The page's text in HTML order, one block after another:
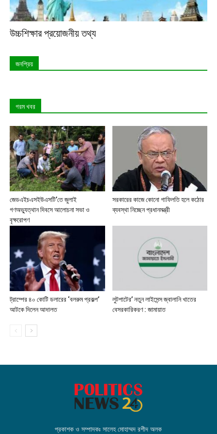
উচ্চশিক্ষার প্রয়োজনীয় তথ্য
জনপ্রিয়
গরম খবর
জেডএইচএসইউএসটি’তে জুলাই
গণঅভ্যুত্থান দিবসে আলোচনা সভা ও
বৃক্ষরোপণ
সরকারের কাজে কোনো গাফিলতি হলে কঠোর
ব্যবস্থা নিচ্ছেন প্রধানমন্ত্রী
ট্রাম্পের ৪০ কোটি ডলারের ‘বলরুম প্রকল্প’
আটকে দিলেন আদালত
লুটপাটের’ নতুন লাইসেন্স জ্বালানি খাতের
বেসরকারিকরণ : জামায়াত
প্রকাশক ও সম্পাদকঃ সালেহ মোহাম্মদ রশীদ অলক